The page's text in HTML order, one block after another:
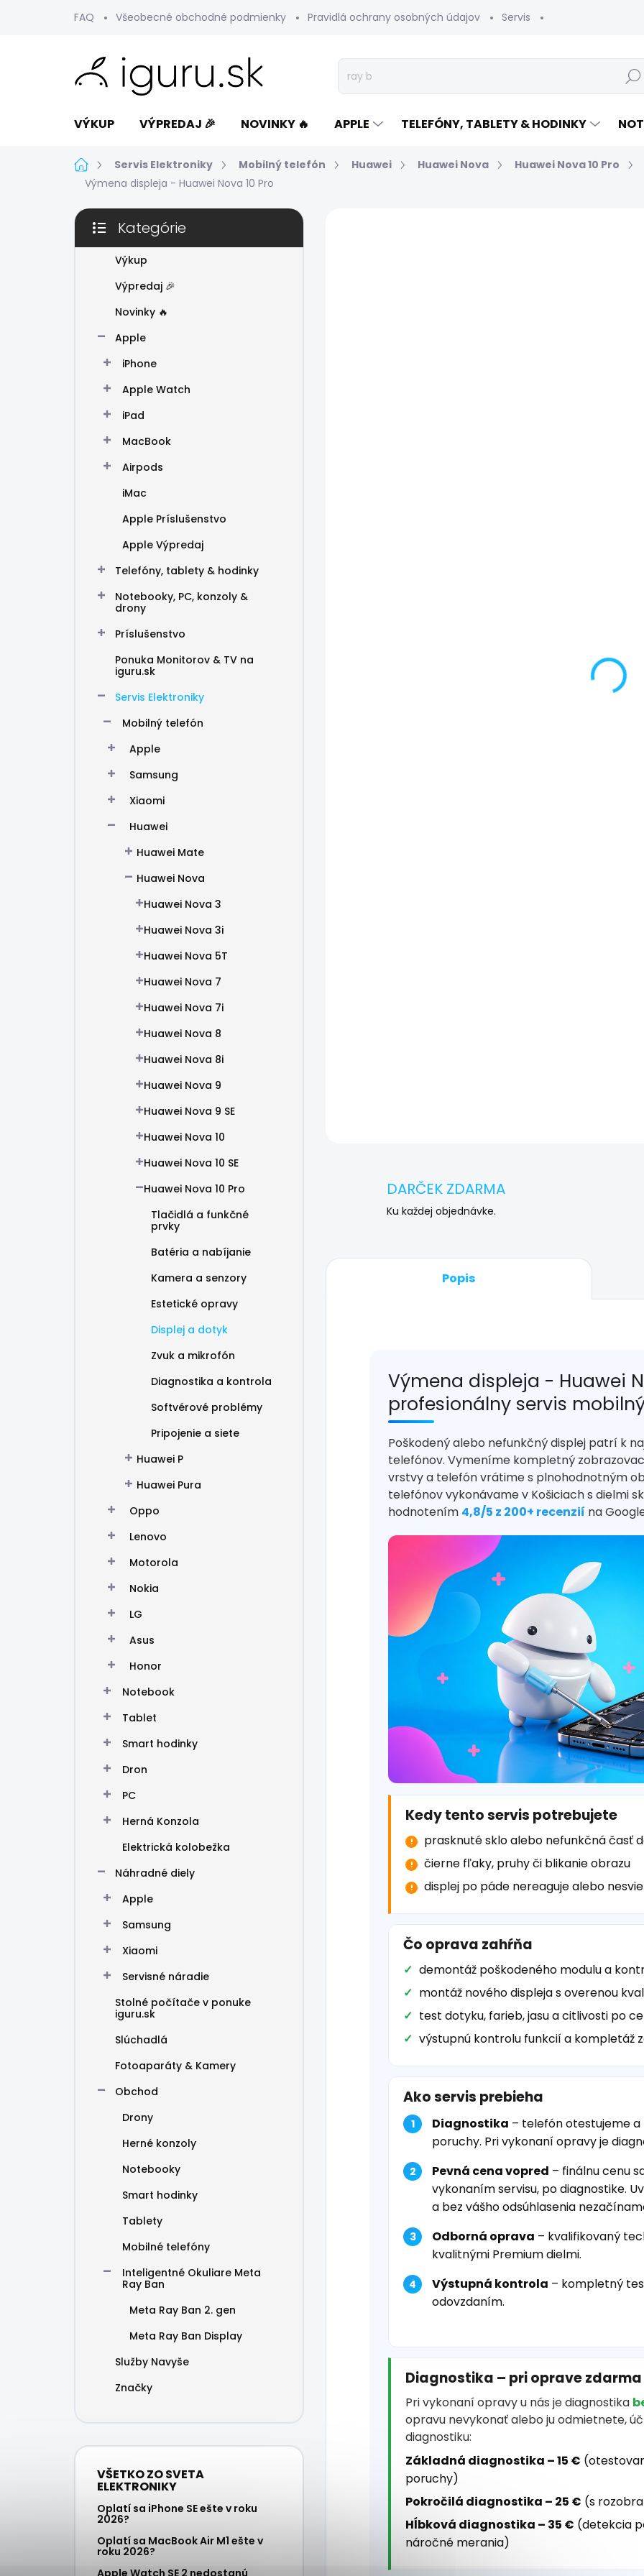
FAQ Všeobecné obchodné podmienky Pravidlá ochrany osobných údajov Servis
Hľadať
VÝKUP VÝPREDAJ 🎉 NOVINKY 🔥 APPLE TELEFÓNY, TABLETY & HODINKY
DomovServis Elektroniky Mobilný telefón Huawei Huawei Nova Huawei Nova 10 Pro
Výmena displeja - Huawei Nova 10 Pro
B
č
Preskočiť
kategórie
Kategórie
Výkup
Výpredaj 🎉
Novinky 🔥
Apple
iPhone
Apple Watch
iPad
MacBook
Airpods
iMac
Apple Príslušenstvo
Apple Výpredaj
Telefóny, tablety & hodinky
Notebooky, PC, konzoly &
drony
Príslušenstvo
Ponuka Monitorov & TV na
iguru.sk
Servis Elektroniky
Mobilný telefón
Apple
Samsung
Xiaomi
Huawei
Huawei Mate
Huawei Nova
Huawei Nova 3
Huawei Nova 3i
Huawei Nova 5T
Huawei Nova 7
Huawei Nova 7i
Huawei Nova 8
Huawei Nova 8i
Huawei Nova 9
Huawei Nova 9 SE
Huawei Nova 10
Huawei Nova 10 SE
Huawei Nova 10 Pro
Tlačidlá a funkčné
prvky
Batéria a nabíjanie
Kamera a senzory
Estetické opravy
Displej a dotyk
Zvuk a mikrofón
Diagnostika a kontrola
Softvérové problémy
Pripojenie a siete
Huawei P
Huawei Pura
Oppo
Lenovo
Motorola
Nokia
LG
Asus
Honor
Notebook
Tablet
Smart hodinky
Dron
PC
Herná Konzola
Elektrická kolobežka
Náhradné diely
Apple
Samsung
Xiaomi
Servisné náradie
Stolné počítače v ponuke
iguru.sk
Slúchadlá
Fotoaparáty & Kamery
Obchod
Drony
Herné konzoly
Notebooky
Smart hodinky
Tablety
Mobilné telefóny
Inteligentné Okuliare Meta
Ray Ban
Meta Ray Ban 2. gen
Meta Ray Ban Display
Služby Navyše
Značky
VŠETKO ZO SVETA
ELEKTRONIKY
Oplatí sa iPhone SE ešte v roku
2026?
Oplatí sa MacBook Air M1 ešte v
roku 2026?
Apple Watch SE 2 nedostanú
DARČEK ZDARMA
Ku každej objednávke.
Popis
Výmena displeja - Huawei
profesionálny servis
Poškodený alebo nefunkčný displej patrí k
telefónov. Vymeníme kompletný
vrstvy a telefón vrátime s plnohodnotným
telefónov vykonávame v Košiciach s dielmi
hodnotením 4,8/5 z 200+ recenzií na
Kedy tento servis potrebujete
prasknuté sklo alebo nefunkčná časť
čierne fľaky, pruhy či blikanie obrazu
displej po páde nereaguje alebo
Čo oprava zahŕňa
demontáž poškodeného modulu a
montáž nového displeja s overenou
test dotyku, farieb, jasu a citlivosti po
výstupnú kontrolu funkcií a kompletáž
Ako servis prebieha
Diagnostika – telefón otestujeme
poruchy. Pri vykonaní opravy je
Pevná cena vopred – finálnu cenu
vykonaním servisu, po diagnostike.
a bez vášho odsúhlasenia
Odborná oprava – kvalifikovaný
kvalitnými Premium dielmi.
Výstupná kontrola – kompletný
odovzdaním.
Diagnostika – pri oprave zdarma
Pri vykonaní opravy u nás je diagnostika
opravu nevykonať alebo ju odmietnete,
diagnostiku:
Základná diagnostika – 15 €
poruchy)
Pokročilá diagnostika – 25 € (s
Hĺbková diagnostika – 35 € (detekcia
náročné merania)